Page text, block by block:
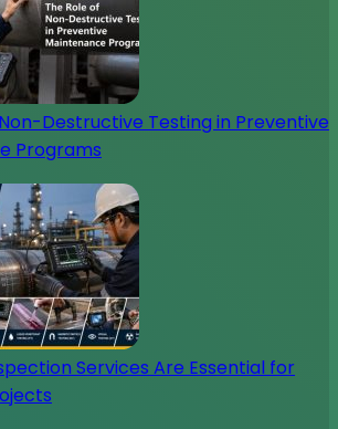
Destructive Testing in Preventive
Programs
Services Are Essential for